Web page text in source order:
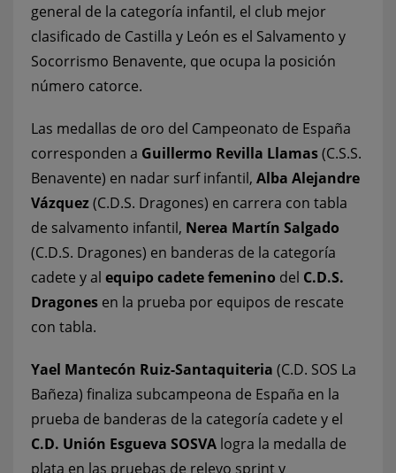
general de la categoría infantil, el club mejor
clasificado de Castilla y León es el Salvamento y
Socorrismo Benavente, que ocupa la posición
número catorce.
Las medallas de oro del Campeonato de España
corresponden a Guillermo Revilla Llamas(C.S.S.
Benavente) en nadar surf infantil, Alba Alejandre
Vázquez(C.D.S. Dragones) en carrera con tabla
de salvamento infantil, Nerea Martín Salgado
(C.D.S. Dragones) en banderas de la categoría
cadete y al equipo cadete femenino del C.D.S.
Dragones en la prueba por equipos de rescate
con tabla.
Yael Mantecón Ruiz-Santaquiteria (C.D. SOS La
Bañeza) finaliza subcampeona de España en la
prueba de banderas de la categoría cadete y el
C.D. Unión Esgueva SOSVA logra la medalla de
plata en las pruebas de relevo sprint y